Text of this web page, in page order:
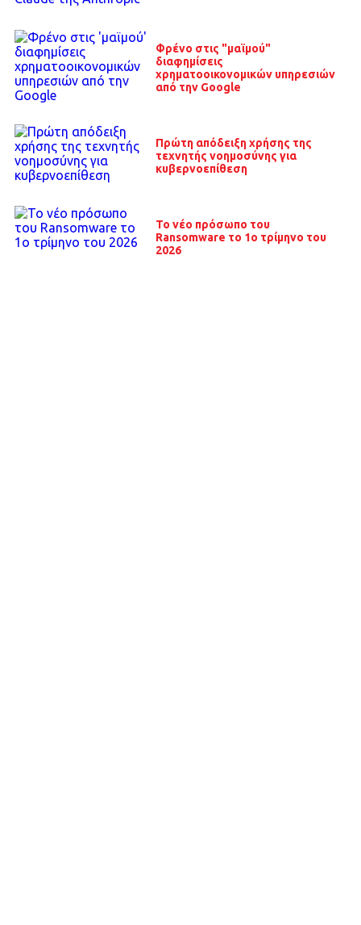
Φρένο στις "μαϊμού"
διαφημίσεις
χρηματοοικονομικών υπηρεσιών
από την Google
Πρώτη απόδειξη χρήσης της
τεχνητής νοημοσύνης για
κυβερνοεπίθεση
Το νέο πρόσωπο του
Ransomware το 1ο τρίμηνο του
2026